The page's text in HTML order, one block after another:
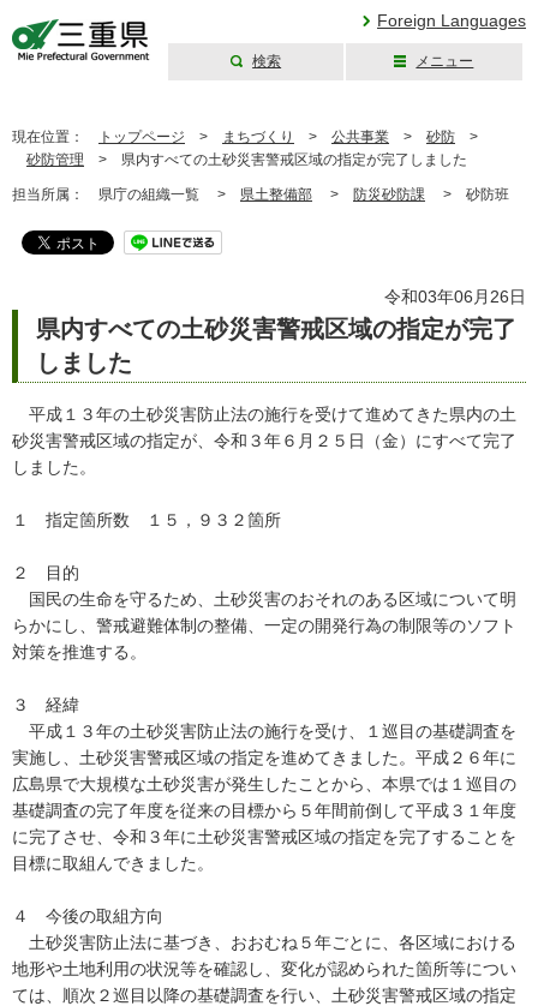
Foreign Languages
検索 メニュー
現在位置： トップページ > まちづくり > 公共事業 > 砂防 >
砂防管理 > 県内すべての土砂災害警戒区域の指定が完了しました
担当所属： 県庁の組織一覧 > 県土整備部 > 防災砂防課 > 砂防班
令和03年06月26日
県内すべての土砂災害警戒区域の指定が完了
しました
平成１３年の土砂災害防止法の施行を受けて進めてきた県内の土
砂災害警戒区域の指定が、令和３年６月２５日（金）にすべて完了
しました。
１ 指定箇所数 １５，９３２箇所
２ 目的
国民の生命を守るため、土砂災害のおそれのある区域について明
らかにし、警戒避難体制の整備、一定の開発行為の制限等のソフト
対策を推進する。
３ 経緯
平成１３年の土砂災害防止法の施行を受け、１巡目の基礎調査を
実施し、土砂災害警戒区域の指定を進めてきました。平成２６年に
広島県で大規模な土砂災害が発生したことから、本県では１巡目の
基礎調査の完了年度を従来の目標から５年間前倒して平成３１年度
に完了させ、令和３年に土砂災害警戒区域の指定を完了することを
目標に取組んできました。
４ 今後の取組方向
土砂災害防止法に基づき、おおむね５年ごとに、各区域における
地形や土地利用の状況等を確認し、変化が認められた箇所等につい
ては、順次２巡目以降の基礎調査を行い、土砂災害警戒区域の指定